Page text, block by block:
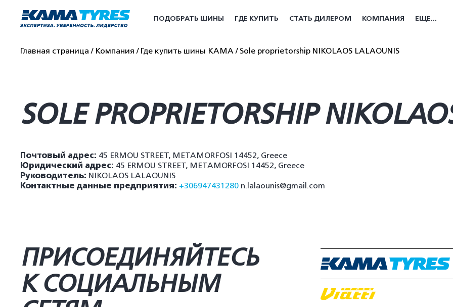
ПОДОБРАТЬ ШИНЫ ГДЕ КУПИТЬ СТАТЬ ДИЛЕРОМ КОМПАНИЯ ЕЩЕ...
Главная страница Компания Где купить шины КАМА Sole proprietorship NIKOLAOS LALAOUNIS
SOLE PROPRIETORSHIP
Почтовый адрес: 45 ERMOU STREET, METAMORFOSI 14452, Greece
Юридический адрес: 45 ERMOU STREET, METAMORFOSI 14452, Greece
Руководитель: NIKOLAOS LALAOUNIS
Контактные данные предприятия: +306947431280 n.lalaounis@gmail.com
ПРИСОЕДИНЯЙТЕСЬ
К СОЦИАЛЬНЫМ